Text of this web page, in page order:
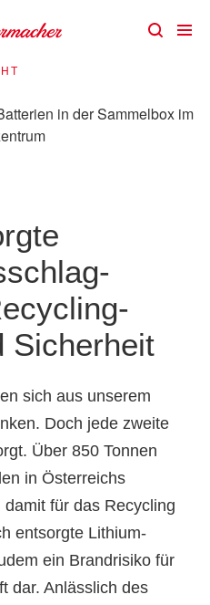
Sicherheit
sich aus unserem
Doch jede zweite
Über 850 Tonnen
in Österreichs
für das Recycling
entsorgte Lithium-
ein Brandrisiko für
dar. Anlässlich des